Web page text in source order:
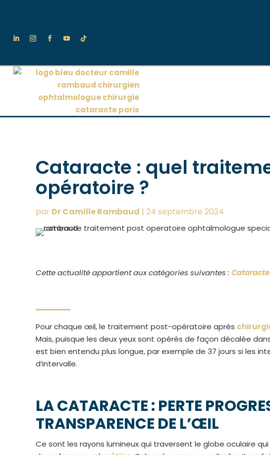
Cataracte : quel
opératoire ?
par Dr Camille Rambaud | 24 septembre 2024
Cette actualité appartient aux catégories suivantes : Cataracte
Pour chaque œil, le traitement post-opératoire après
Mais, puisque les deux yeux sont opérés de façon décalée
est bien entendu plus longue, par exemple de 37 jours si les
d’intervalle.
LA CATARACTE : PERTE
TRANSPARENCE DE L’ŒIL
Ce sont les rayons lumineux qui traversent le globe oculaire